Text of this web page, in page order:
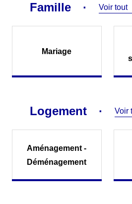
Famille Voir tout
Mariage
Logement Voir
Aménagement -
Déménagement